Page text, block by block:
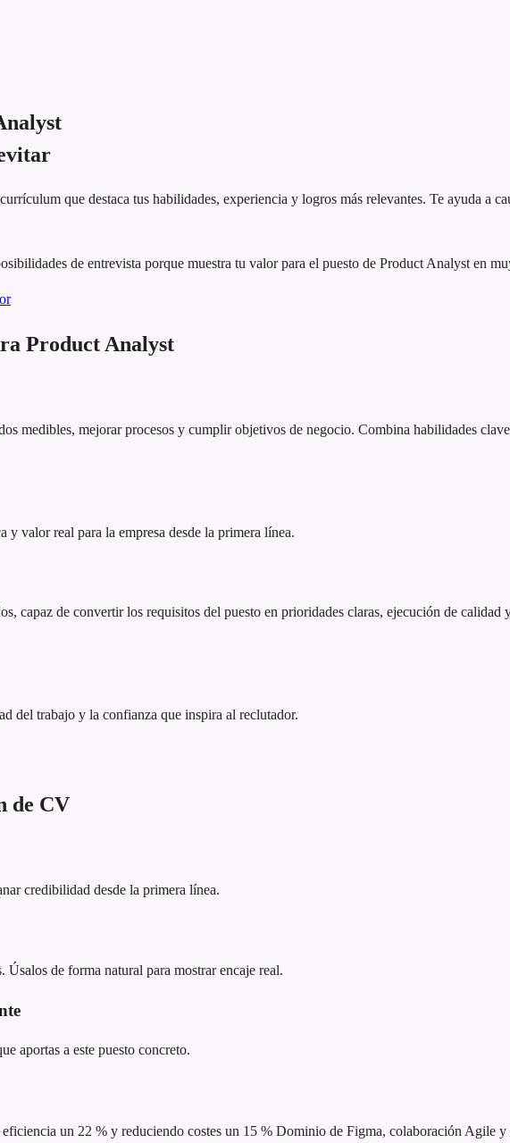
que destaca tus habilidades, experiencia y logros más relevantes. Te ayuda a
de entrevista porque muestra tu valor para el puesto de Product Analyst en
Product Analyst
medibles, mejorar procesos y cumplir objetivos de negocio. Combina habilidades
valor real para la empresa desde la primera línea.
capaz de convertir los requisitos del puesto en prioridades claras, ejecución de
del trabajo y la confianza que inspira al reclutador.
de CV
credibilidad desde la primera línea.
de forma natural para mostrar encaje real.
aportas a este puesto concreto.
un 22 % y reduciendo costes un 15 % Dominio de Figma, colaboración Agile y